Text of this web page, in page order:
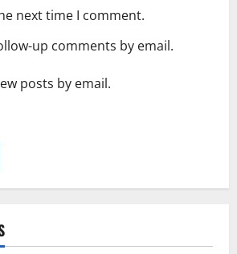
next time I comment.
up comments by email.
posts by email.